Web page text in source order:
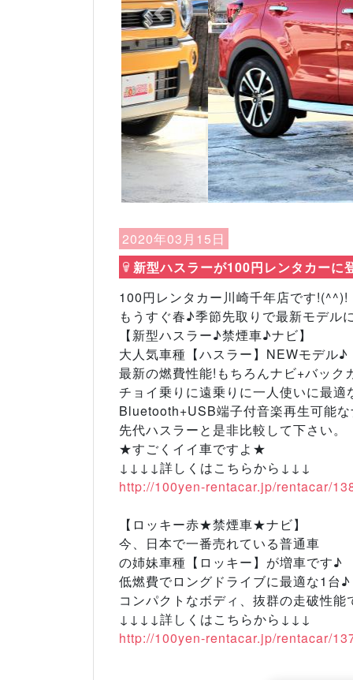
Previous
2020年03月15日
新型ハスラーが100円レンタカーに
100円レンタカー川崎千年店です!(^^)!
もうすぐ春♪季節先取りで最新モデル
【新型ハスラー♪禁煙車♪ナビ】
大人気車種【ハスラー】NEWモデル♪
最新の燃費性能!もちろんナビ+バック
チョイ乗りに遠乗りに一人使いに最適
Bluetooth+USB端子付音楽再生可能
先代ハスラーと是非比較して下さい。
★すごくイイ車ですよ★
↓↓↓↓詳しくはこちらから↓↓↓
http://100yen-rentacar.jp/rentacar/
【ロッキー赤★禁煙車★ナビ】
今、日本で一番売れている普通車
の姉妹車種【ロッキー】が増車です♪
低燃費でロングドライブに最適な1台♪
コンパクトなボディ、抜群の走破性能
↓↓↓↓詳しくはこちらから↓↓↓
http://100yen-rentacar.jp/rentacar/